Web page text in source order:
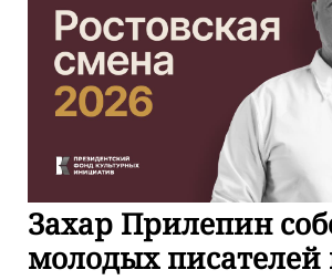
Захар Прилепин
молодых писателей